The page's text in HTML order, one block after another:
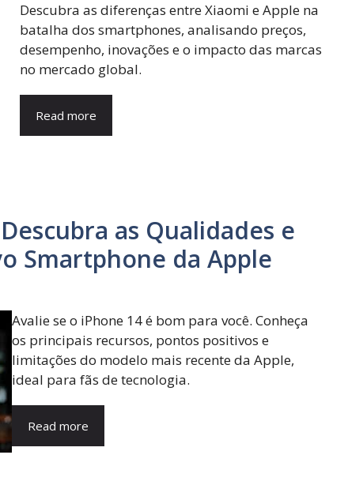
Descubra as diferenças entre Xiaomi e Apple na
batalha dos smartphones, analisando preços,
desempenho, inovações e o impacto das marcas
no mercado global.
Read more
as Qualidades e
Smartphone da Apple
Avalie se o iPhone 14 é bom para você. Conheça
os principais recursos, pontos positivos e
limitações do modelo mais recente da Apple,
ideal para fãs de tecnologia.
Read more